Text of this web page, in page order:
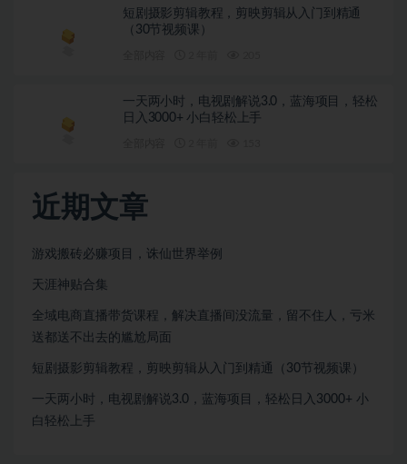
短剧摄影剪辑教程，剪映剪辑从入门到精通
（30节视频课）
一天两小时，电视剧解说3.0，蓝海项目，轻松
日入3000+ 小白轻松上手
近期文章
游戏搬砖必赚项目，诛仙世界举例
天涯神贴合集
全域电商直播带货课程，解决直播间没流量，留不住人，亏米
送都送不出去的尴尬局面
短剧摄影剪辑教程，剪映剪辑从入门到精通（30节视频课）
一天两小时，电视剧解说3.0，蓝海项目，轻松日入3000+ 小
白轻松上手